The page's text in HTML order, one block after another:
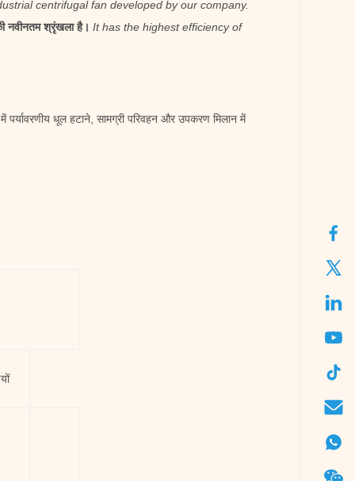
centrifugal fan developed by our company.
नवीनतम श्रृंखला है। It has the highest efficiency of
धूल हटाने, सामग्री परिवहन और उपकरण मिलान में